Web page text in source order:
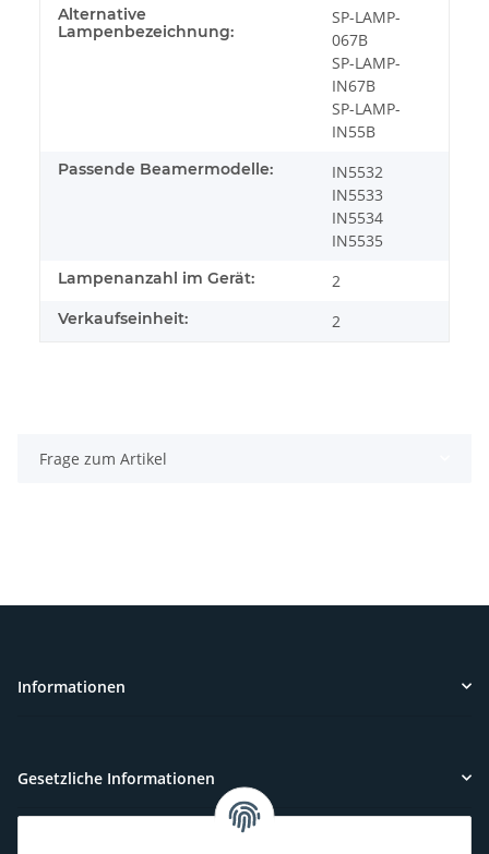
Alternative
Lampenbezeichnung:
SP-LAMP-
067B
SP-LAMP-
IN67B
SP-LAMP-
IN55B
Passende Beamermodelle:
IN5532
IN5533
IN5534
IN5535
Lampenanzahl im Gerät: 2
Verkaufseinheit: 2
Frage zum Artikel
Informationen
Gesetzliche Informationen